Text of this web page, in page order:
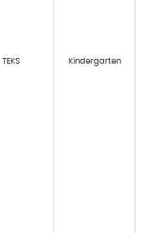
TEKS Kindergarten